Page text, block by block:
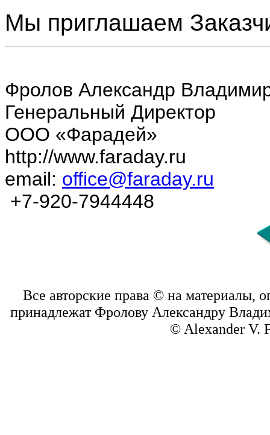
Мы приглашаем
Фролов Александр
Генеральный Директор
ООО «Фарадей»
http://www.faraday.ru
email: office@faraday.ru
+7-920-7944448
Все авторские права © на материалы,
принадлежат Фролову Александру
© Alexander V.